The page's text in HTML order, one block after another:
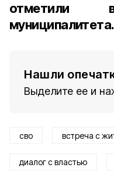
отметили
муниципалитета.
Нашли
Выделите ее и
сво встреча с
диалог с властью